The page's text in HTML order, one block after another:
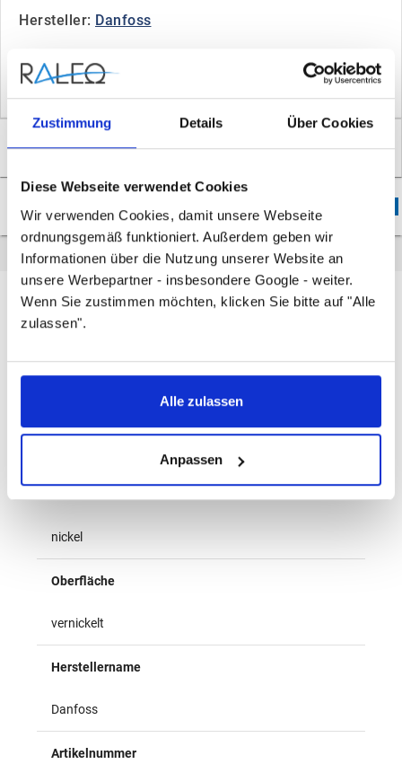
Zustimmung Details Über Cookies
Diese Webseite verwendet Cookies
Wir verwenden Cookies, damit unsere Webseite
ordnungsgemäß funktioniert. Außerdem geben wir
Informationen über die Nutzung unserer Website an
unsere Werbepartner - insbesondere Google - weiter.
Wenn Sie zustimmen möchten, klicken Sie bitte auf "Alle
zulassen".
Alle zulassen
Anpassen
Hersteller: Danfoss
Überblick
Downloads
Überblick
Bemerkung
für RA,RAV(L),FJV,RLV,AVDO,VMT
nickel
Oberfläche
vernickelt
Herstellername
Danfoss
Artikelnummer